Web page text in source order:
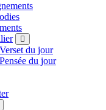
Verset du jour
Pensée du jour